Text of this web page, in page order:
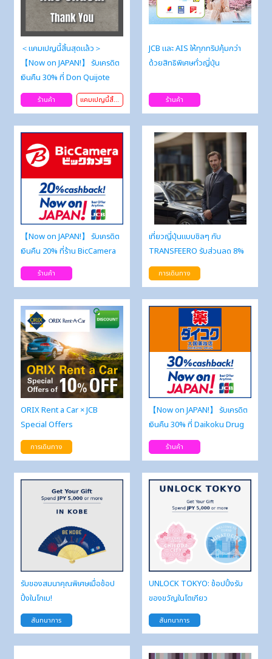
＜แคมเปญนี้สิ้นสุดแล้ว＞
【Now on JAPAN!】 รับเครดิต
เงินคืน 30% ที่ Don Quijote
ร้านค้า แคมเปญนี้สิ้นสุดแล้ว
JCB และ AIS ให้ทุกทริปคุ้มกว่า
ด้วยสิทธิพิเศษทั่วญี่ปุ่น
ร้านค้า
【Now on JAPAN!】 รับเครดิต
เงินคืน 20% ที่ร้าน BicCamera
ร้านค้า
เที่ยวญี่ปุ่นแบบชิลๆ กับ
TRANSFEERO รับส่วนลด 8%
การเดินทาง
ORIX Rent a Car × JCB
Special Offers
การเดินทาง
【Now on JAPAN!】 รับเครดิต
เงินคืน 30% ที่ Daikoku Drug
ร้านค้า
รับของสมนาคุณพิเศษเมื่อช้อป
ปิ้งในโกเบ!
สันทนาการ
UNLOCK TOKYO: ช้อปปิ้งรับ
ของขวัญในโตเกียว
สันทนาการ